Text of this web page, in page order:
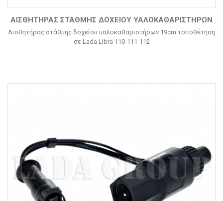
ΑΙΣΘΗΤΉΡΑΣ ΣΤΆΘΜΗΣ ΔΟΧΕΊΟΥ ΥΑΛΟΚΑΘΑΡΙΣΤΉΡΩΝ
Αισθητήρας στάθμης δοχείου υαλοκαθαριστήρων 19cm τοποθέτηση
σε Lada Libra 110-111-112